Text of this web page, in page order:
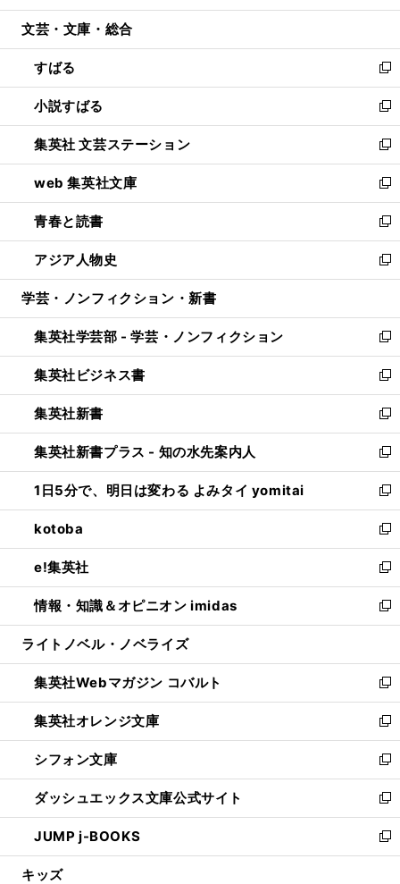
開
ウ
開
く
ン
ウ
で
開
く
ウ
ン
ド
ウ
で
開
く
文芸・文庫・総合
すばる
新
し
い
ウ
ィ
ン
ド
ウ
で
開
く
小説すばる
新
し
い
ウ
ィ
ン
ド
ウ
で
開
集英社 文芸ステーション
新
し
い
ウ
ィ
ン
ド
ウ
開
く
web 集英社文庫
新
し
い
ウ
ィ
ン
ウ
で
開
く
青春と読書
新
し
い
ウ
ン
ド
ウ
で
開
く
アジア人物史
新
し
ウ
ィ
ン
ド
ウ
で
開
く
学芸・ノンフィクション・新書
集英社学芸部 - 学芸・ノンフィクション
新
し
い
ウ
ィ
ン
ド
ウ
で
開
く
集英社ビジネス書
新
し
い
ウ
ィ
ン
ド
ウ
で
開
く
集英社新書
新
し
い
ウ
ィ
ン
ド
ウ
で
開
く
集英社新書プラス - 知の水先案内人
新
し
い
ウ
ィ
ン
ド
ウ
で
開
1日5分で、明日は変わる よみタイ yomitai
新
し
い
ウ
ィ
ン
ド
ウ
開
く
kotoba
新
し
い
ウ
ィ
ン
ウ
で
開
く
e!集英社
新
し
い
ウ
ン
ド
ウ
で
開
く
情報・知識＆オピニオン imidas
新
し
ウ
ィ
ン
ド
ウ
で
開
く
ライトノベル・ノベライズ
集英社Webマガジン コバルト
新
し
い
ウ
ィ
ン
ド
ウ
で
開
集英社オレンジ文庫
新
し
い
ウ
ィ
ン
ド
ウ
シフォン文庫
新
し
い
ウ
ィ
ン
ダッシュエックス文庫公式サイト
新
し
い
ウ
JUMP j-BOOKS
新
し
キッズ